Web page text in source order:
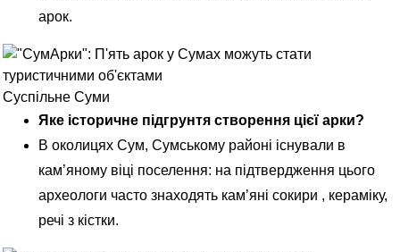
арок.
Суспільне Суми
Яке історичне підгрунтя створення цієї арки?
В околицях Сум, Сумському районі існували в
кам’яному віці поселення: на підтвердження цього
археологи часто знаходять кам’яні сокири , кераміку,
речі з кістки.